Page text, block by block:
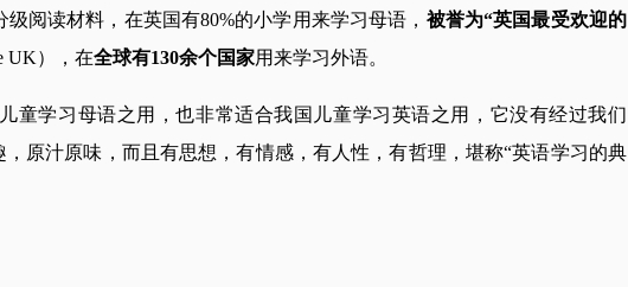
级阅读材料，在英国有80%的小学用来学习母语， 被誉为“英国最受欢迎的
UK），在全球有130余个国家用来学习外语。
童学习母语之用，也非常适合我国儿童学习英语之用，它没有经过我们
原汁原味，而且有思想，有情感，有人性，有哲理，堪称“英语学习的典